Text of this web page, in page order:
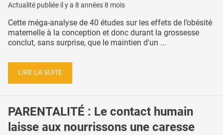
Actualité publiée il y a 8 années 8 mois
Cette méga-analyse de 40 études sur les effets de l’obésité
maternelle à la conception et donc durant la grossesse
conclut, sans surprise, que le maintien d'un ...
LIRE LA SUITE
PARENTALITÉ : Le contact humain
laisse aux nourrissons une caresse